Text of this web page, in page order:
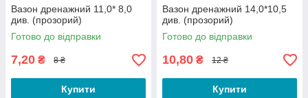
Вазон дренажний 11,0* 8,0
див. (прозорий)
Готово до відправки
7,20 ₴ 8 ₴
Купити
Вазон дренажний 14,0*10,5
див. (прозорий)
Готово до відправки
10,80 ₴ 12 ₴
Купити